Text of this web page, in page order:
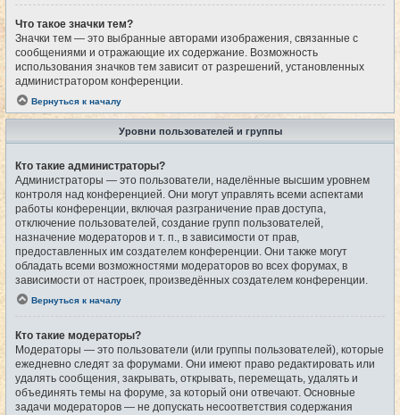
Что такое значки тем?
Значки тем — это выбранные авторами изображения, связанные с
сообщениями и отражающие их содержание. Возможность
использования значков тем зависит от разрешений, установленных
администратором конференции.
Вернуться к началу
Уровни пользователей и группы
Кто такие администраторы?
Администраторы — это пользователи, наделённые высшим уровнем
контроля над конференцией. Они могут управлять всеми аспектами
работы конференции, включая разграничение прав доступа,
отключение пользователей, создание групп пользователей,
назначение модераторов и т. п., в зависимости от прав,
предоставленных им создателем конференции. Они также могут
обладать всеми возможностями модераторов во всех форумах, в
зависимости от настроек, произведённых создателем конференции.
Вернуться к началу
Кто такие модераторы?
Модераторы — это пользователи (или группы пользователей), которые
ежедневно следят за форумами. Они имеют право редактировать или
удалять сообщения, закрывать, открывать, перемещать, удалять и
объединять темы на форуме, за который они отвечают. Основные
задачи модераторов — не допускать несоответствия содержания